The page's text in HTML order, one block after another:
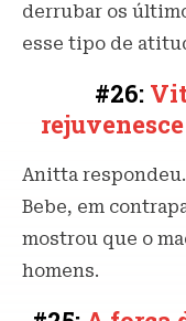
derrubar os
esse tipo de
#26:
Anitta respondeu.
Bebe, em
mostrou que o
homens.